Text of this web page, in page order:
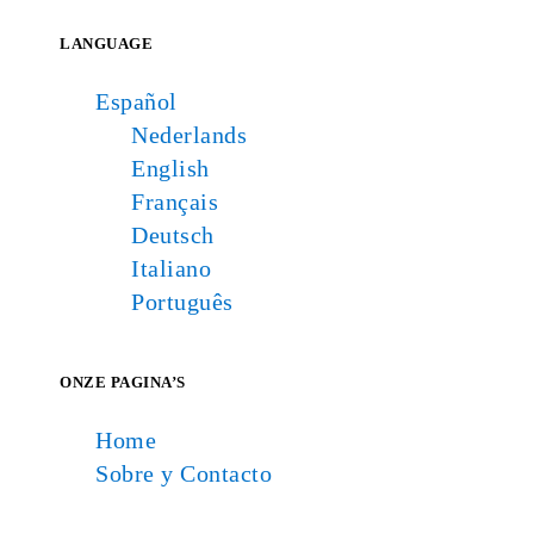
LANGUAGE
Español
Nederlands
English
Français
Deutsch
Italiano
Português
ONZE PAGINA’S
Home
Sobre y Contacto